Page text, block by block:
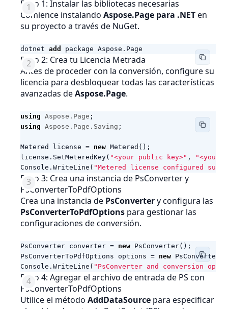
Paso 1: Instalar las bibliotecas necesarias
Comience instalando Aspose.Page para .NETen
su proyecto a través de NuGet.
dotnet add package Aspose . Page
Paso 2: Crea tu Licencia Metrada
Antes de proceder con la conversión, configure su
licencia para desbloquear todas las características
avanzadas deAspose.Page.
using Aspose.Page ;
using Aspose.Page.Saving ;
Metered license = new Metered ();
license . SetMeteredKey( "<your public key>" ,
"<your
Console . WriteLine ( "Metered license configured
Paso 3: Crea una instancia de PsConverter y
PsConverterToPdfOptions
Crea una instancia de PsConvertery configura las
PsConverterToPdfOptions para gestionar las
configuraciones de conversión.
PsConverter converter = new PsConverter();
PsConverterToPdfOptions
options = new
Console . WriteLine ( "PsConverter and conversion
Paso 4: Agregar el archivo de entrada de PS con
PsConverterToPdfOptions
Utilice el método AddDataSource para especificar